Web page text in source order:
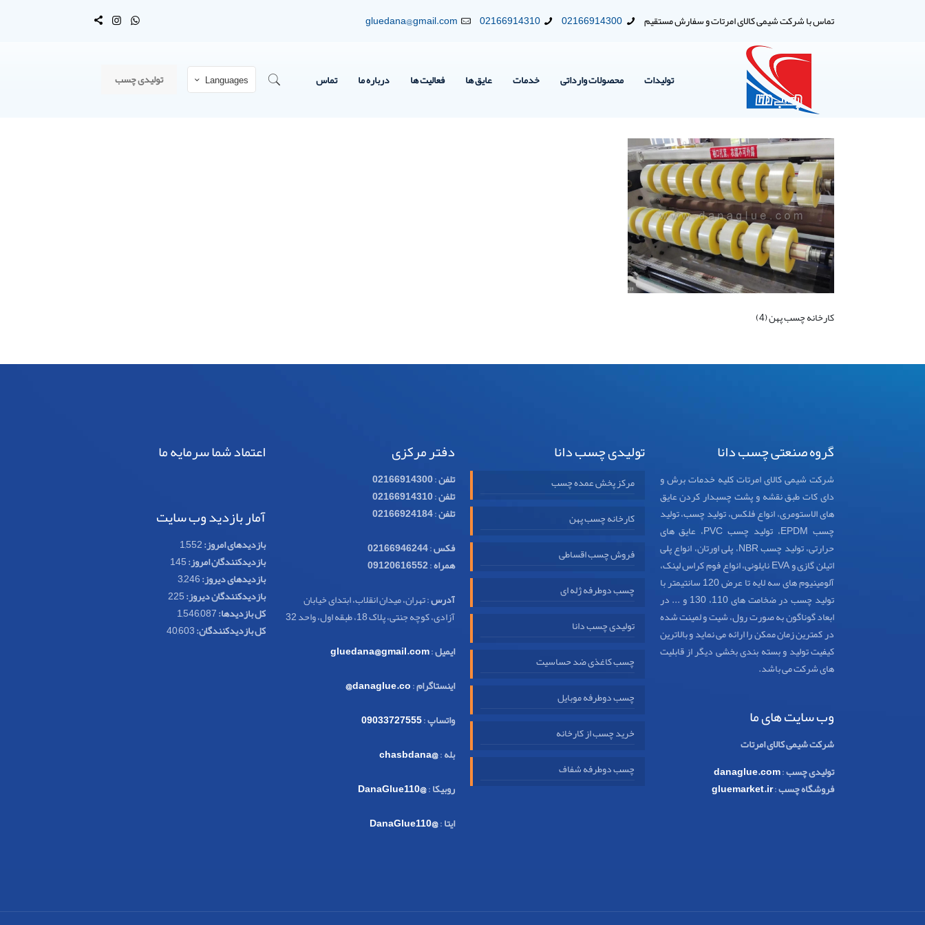
تماس با شرکت شیمی کالای امرتات و سفارش مستقیم 02166914300
02166914310
gluedana@gmail.com
تولیدات محصولات وارداتی خدمات عایق ها فعالیت ها درباره ما تماس Languages تولیدی چسب
کارخانه چسب پهن (4)
گروه صنعتی چسب دانا
شرکت شیمی کالای امرتات کلیه خدمات برش و
دای کات طبق نقشه و پشت چسبدار کردن عایق
های الاستومری، انواع فلکس، تولید چسب، تولید
چسب EPDM، تولید چسب PVC، عایق های
حرارتی، تولید چسب NBR، پلی اورتان، انواع پلی
اتیلن گازی و EVA نایلونی، انواع فوم کراس لینک،
آلومینیوم های سه لایه تا عرض 120 سانتیمتر با
تولید چسب در ضخامت های 110، 130 و ... در
ابعاد گوناگون به صورت رول، شیت و لمینت شده
در کمترین زمان ممکن را ارائه می نماید و بالاترین
کیفیت تولید و بسته بندی بخشی دیگر از قابلیت
های شرکت می باشد.
وب سایت های ما
شرکت شیمی کالای امرتات
تولیدی چسب:
danaglue.com
فروشگاه چسب:
gluemarket.ir
تولیدی چسب دانا
مرکز پخش عمده چسب
کارخانه چسب پهن
فروش چسب اقساطی
چسب دوطرفه ژله ای
تولیدی چسب دانا
چسب کاغذی ضد حساسیت
چسب دوطرفه موبایل
خرید چسب از کارخانه
چسب دوطرفه شفاف
دفتر مرکزی
تلفن:
02166914300
تلفن:
02166914310
تلفن:
02166924184
فکس:
02166946244
همراه:
09120616552
آدرس: تهران، میدان انقلاب، ابتدای خیابان
آزادی، کوچه جنتی، پلاک 18، طبقه اول، واحد 32
ایمیل:
gluedana@gmail.com
اینستاگرام:
danaglue.co@
واتساپ:
09033727555
بله:
@chasbdana
روبیکا:
@DanaGlue110
ایتا:
@DanaGlue110
اعتماد شما سرمایه ما
آمار بازدید وب سایت
بازدیدهای امروز:1,552
بازدیدکنندگان امروز:145
بازدیدهای دیروز:3,246
بازدیدکنندگان دیروز:225
کل بازدیدها:1,546,087
کل بازدیدکنند‌گان:40,603